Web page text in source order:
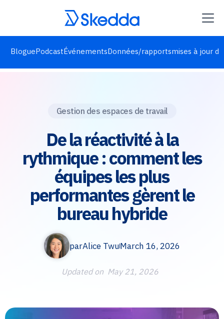
BloguePodcastÉvénementsDonnées/rapportsmises à jour
Gestion des espaces de travail
De la réactivité à la
rythmique : comment les
équipes les plus
performantes gèrent le
bureau hybride
parAlice TwuMarch 16, 2026
Updated on May 21, 2026